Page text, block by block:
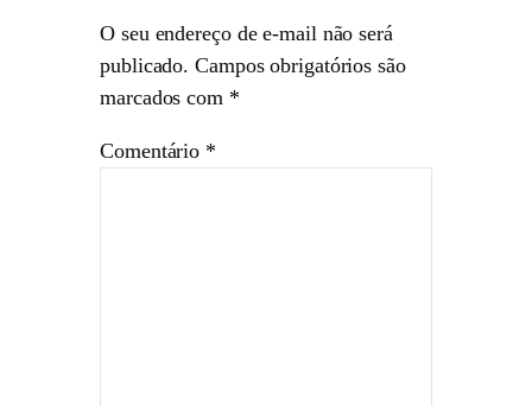
O seu endereço de e-mail não será
publicado. Campos obrigatórios são
marcados com *
Comentário *